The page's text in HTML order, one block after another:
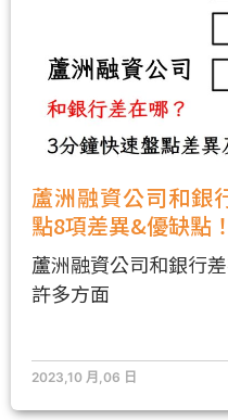
蘆洲融資公司和銀
點8項差異&優缺點！
蘆洲融資公司和銀行
許多方面
2023,10 月,06 日